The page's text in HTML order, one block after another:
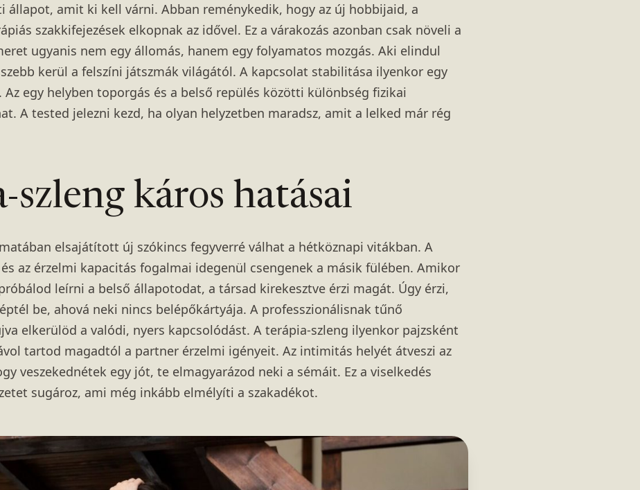
állapot, amit ki kell várni. Abban reménykedik, hogy az új hobbijaid, a
szakkifejezések elkopnak az idővel. Ez a várakozás azonban csak növeli a
ugyanis nem egy állomás, hanem egy folyamatos mozgás. Aki elindul
kerül a felszíni játszmák világától. A kapcsolat stabilitása ilyenkor egy
egy helyben toporgás és a belső repülés közötti különbség fizikai
A tested jelezni kezd, ha olyan helyzetben maradsz, amit a lelked már rég
szleng káros hatásai
elsajátított új szókincs fegyverré válhat a hétköznapi vitákban. A
az érzelmi kapacitás fogalmai idegenül csengenek a másik fülében. Amikor
leírni a belső állapotodat, a társad kirekesztve érzi magát. Úgy érzi,
be, ahová neki nincs belépőkártyája. A professzionálisnak tűnő
elkerülöd a valódi, nyers kapcsolódást. A terápia-szleng ilyenkor pajzsként
tartod magadtól a partner érzelmi igényeit. Az intimitás helyét átveszi az
veszekednétek egy jót, te elmagyarázod neki a sémáit. Ez a viselkedés
sugároz, ami még inkább elmélyíti a szakadékot.